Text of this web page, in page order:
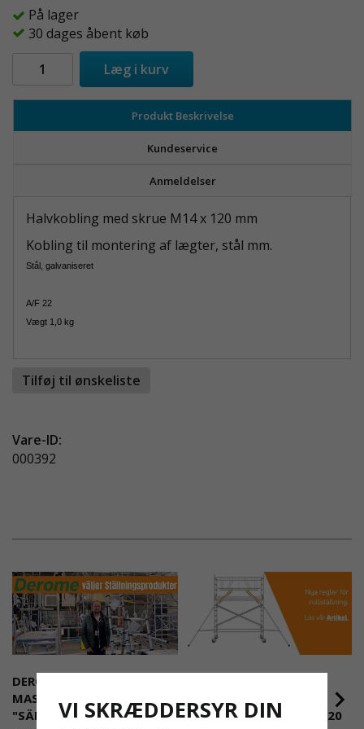
På lager
30 dages åbent køb
Læg i kurv
Produkt Beskrivelse
Kundeservice
Anmeldelser
Halvkobling med skrue M14 x 120 mm
Kobling til montering af lægter, stål mm.
Stål, galvaniseret
A/F 22
Vægt 1,0 kg
Tilføj til ønskeliste
Vare-ID:
000392
DEROME
MASKINUTHYRNING -
"SÄKERHET ÄR ALLTID PRIO
AFS2023:9 & EN1004:2020
VI SKRÆDDERSYR DIN